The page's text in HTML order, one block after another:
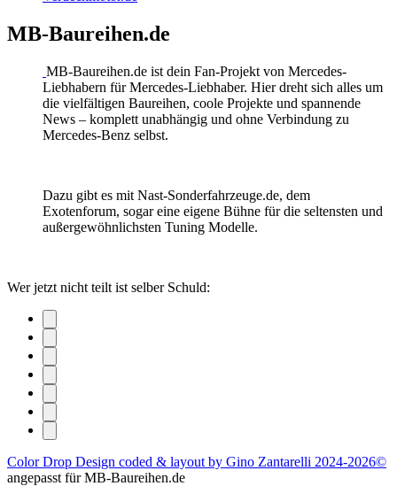
MB-Baureihen.de
MB-Baureihen.de ist dein Fan-Projekt von Mercedes-
Liebhabern für Mercedes-Liebhaber. Hier dreht sich alles um
die vielfältigen Baureihen, coole Projekte und spannende
News – komplett unabhängig und ohne Verbindung zu
Mercedes-Benz selbst.
Dazu gibt es mit Nast-Sonderfahrzeuge.de, dem
Exotenforum, sogar eine eigene Bühne für die seltensten und
außergewöhnlichsten Tuning Modelle.
Wer jetzt nicht teilt ist selber Schuld:
Color Drop Design coded & layout by Gino Zantarelli 2024-2026©
angepasst für MB-Baureihen.de